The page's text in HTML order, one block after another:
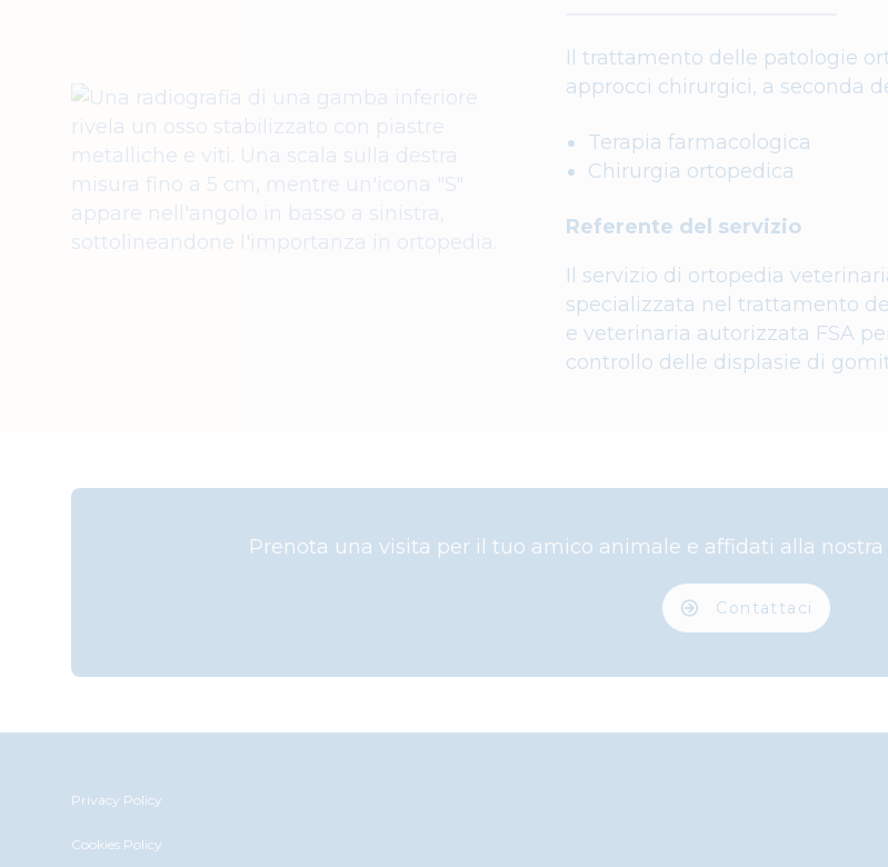
Il trattamento delle patologie
approcci chirurgici, a seconda
Terapia farmacologica
Chirurgia ortopedica
Referente del servizio
Il servizio di ortopedia
specializzata nel trattamento
e veterinaria autorizzata FSA
controllo delle displasie di
Prenota una visita per il tuo amico animale e affidati alla
Contattaci
Privacy Policy
Cookies Policy